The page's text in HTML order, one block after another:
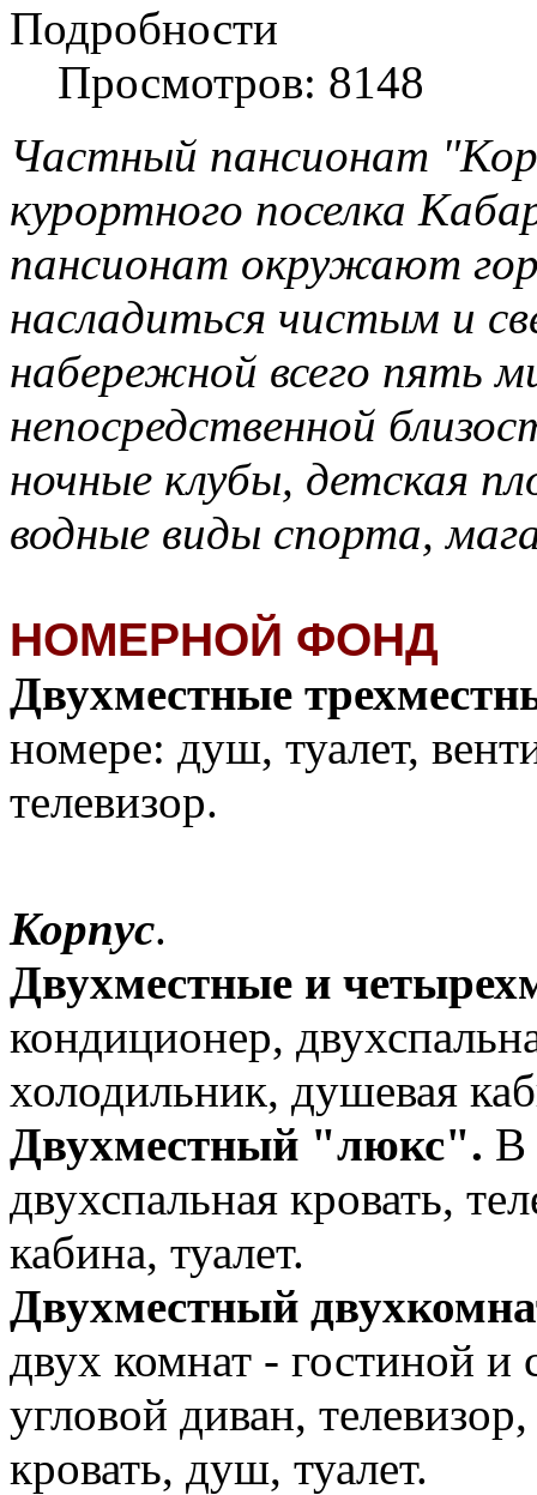
Подробности
Просмотров: 8148
Частный пансионат
курортного поселка
пансионат окружают
насладиться чистым и
набережной всего пять
непосредственной
ночные клубы, детская
водные виды спорта,
НОМЕРНОЙ ФОНД
Двухместные
номере: душ, туалет,
телевизор.
Корпус.
Двухместные и
кондиционер,
холодильник, душевая
Двухместный "люкс". В
двухспальная кровать,
кабина, туалет.
Двухместный
двух комнат - гостиной
угловой диван,
кровать, душ, туалет.